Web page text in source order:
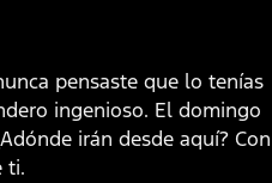
pensaste que lo tenías
ingenioso. El domingo
irán desde aquí? Con
ti.